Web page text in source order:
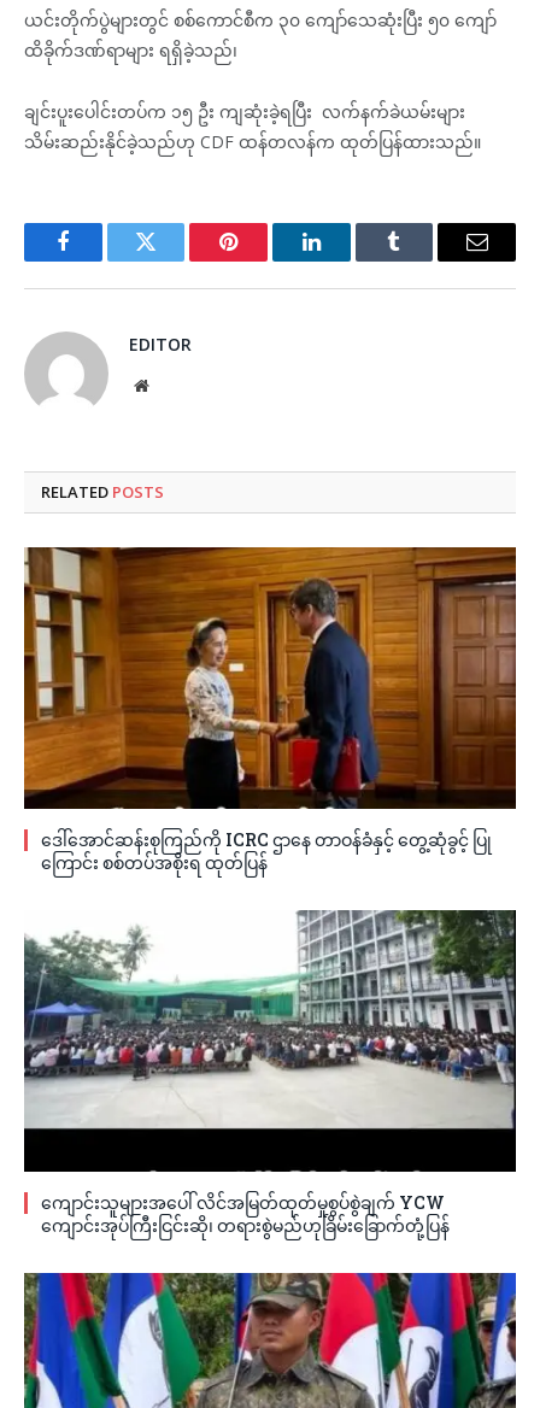
ယင်းတိုက်ပွဲများတွင် စစ်ကောင်စီက ၃၀ ကျော်သေဆုံးပြီး ၅၀ ကျော်
ထိခိုက်ဒဏ်ရာများ ရရှိခဲ့သည်၊
ချင်းပူးပေါင်းတပ်က ၁၅ ဦး ကျဆုံးခဲ့ရပြီး လက်နက်ခဲယမ်းများ
သိမ်းဆည်းနိုင်ခဲ့သည်ဟု CDF ထန်တလန်က ထုတ်ပြန်ထားသည်။
FacebookTwitter Pinterest LinkedInTumblr Email
EDITOR
Website
RELATED POSTS
ဒေါ်အောင်ဆန်းစုကြည်ကို ICRC ဌာနေ တာဝန်ခံနှင့် တွေ့ဆုံခွင့် ပြု
ကြောင်း စစ်တပ်အစိုးရ ထုတ်ပြန်
ကျောင်းသူများအပေါ် လိင်အမြတ်ထုတ်မှုစွပ်စွဲချက် YCW
ကျောင်းအုပ်ကြီးငြင်းဆို၊ တရားစွဲမည်ဟုခြိမ်းခြောက်တုံ့ပြန်